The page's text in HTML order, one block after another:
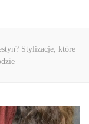
Stylizacje, które